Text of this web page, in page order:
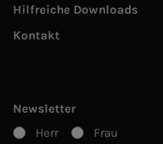
Hilfreiche Downloads
Kontakt
Newsletter
Herr
Frau